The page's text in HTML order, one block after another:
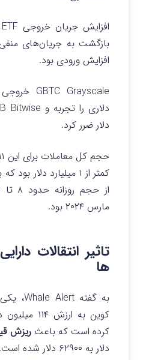
افزایش جریان خروجی ETF بیت کوین
بازگشت به جریان‌های
افزایش ورودی بود.
دلار ضرر کرد.
حجم کل معاملات برای این ۱۱ صندوق
کمتر از ۱ میلیارد
مارس ۲۰۲۴ بود.
تاثیر انتقالات
ها
کوین به
کرده است که باعثریزش
دلار به ۶۲۹۰۰ دلار شده است.